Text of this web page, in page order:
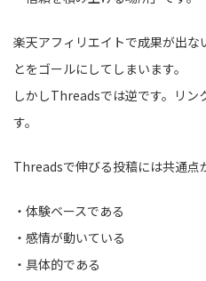
楽天アフィリエイトで成果が出な
とをゴールにしてしまいます。
しかしThreadsでは逆です。リン
す。
Threadsで伸びる投稿には共通点
・体験ベースである
・感情が動いている
・具体的である